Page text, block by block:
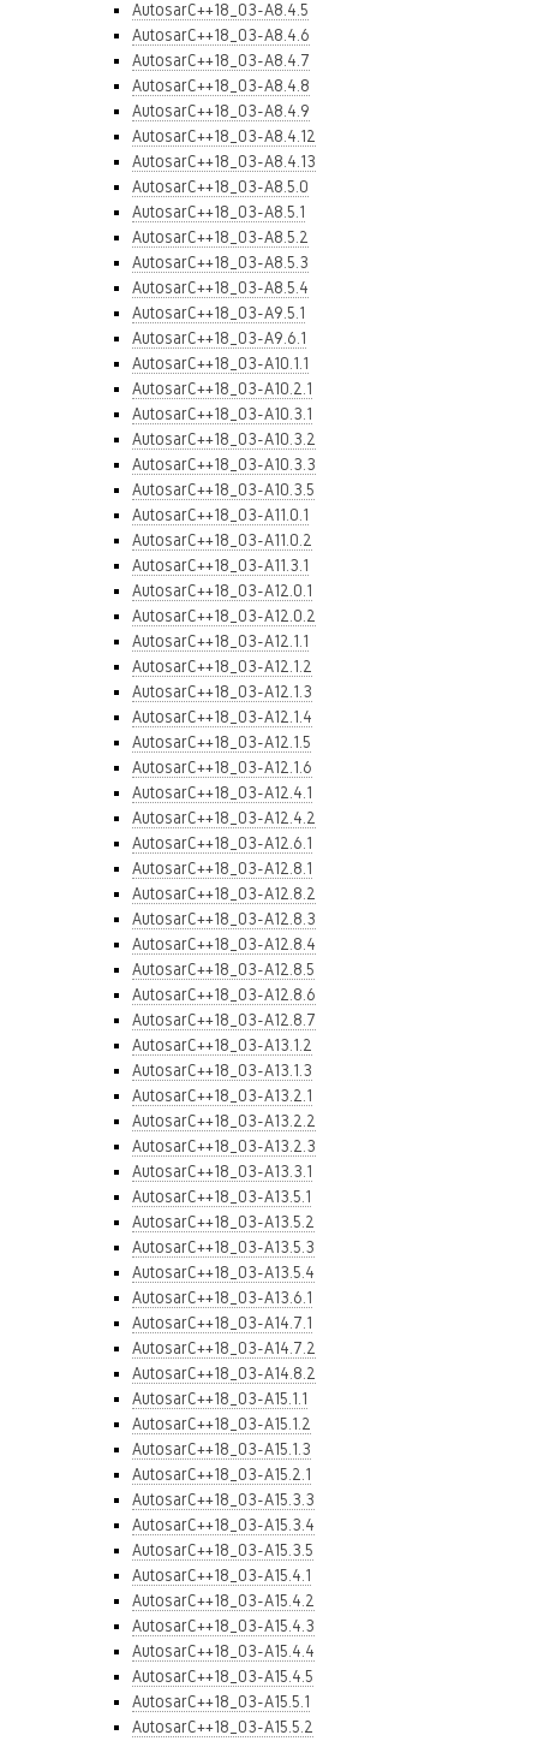
AutosarC++18_03-A8.4.5
AutosarC++18_03-A8.4.6
AutosarC++18_03-A8.4.7
AutosarC++18_03-A8.4.8
AutosarC++18_03-A8.4.9
AutosarC++18_03-A8.4.12
AutosarC++18_03-A8.4.13
AutosarC++18_03-A8.5.0
AutosarC++18_03-A8.5.1
AutosarC++18_03-A8.5.2
AutosarC++18_03-A8.5.3
AutosarC++18_03-A8.5.4
AutosarC++18_03-A9.5.1
AutosarC++18_03-A9.6.1
AutosarC++18_03-A10.1.1
AutosarC++18_03-A10.2.1
AutosarC++18_03-A10.3.1
AutosarC++18_03-A10.3.2
AutosarC++18_03-A10.3.3
AutosarC++18_03-A10.3.5
AutosarC++18_03-A11.0.1
AutosarC++18_03-A11.0.2
AutosarC++18_03-A11.3.1
AutosarC++18_03-A12.0.1
AutosarC++18_03-A12.0.2
AutosarC++18_03-A12.1.1
AutosarC++18_03-A12.1.2
AutosarC++18_03-A12.1.3
AutosarC++18_03-A12.1.4
AutosarC++18_03-A12.1.5
AutosarC++18_03-A12.1.6
AutosarC++18_03-A12.4.1
AutosarC++18_03-A12.4.2
AutosarC++18_03-A12.6.1
AutosarC++18_03-A12.8.1
AutosarC++18_03-A12.8.2
AutosarC++18_03-A12.8.3
AutosarC++18_03-A12.8.4
AutosarC++18_03-A12.8.5
AutosarC++18_03-A12.8.6
AutosarC++18_03-A12.8.7
AutosarC++18_03-A13.1.2
AutosarC++18_03-A13.1.3
AutosarC++18_03-A13.2.1
AutosarC++18_03-A13.2.2
AutosarC++18_03-A13.2.3
AutosarC++18_03-A13.3.1
AutosarC++18_03-A13.5.1
AutosarC++18_03-A13.5.2
AutosarC++18_03-A13.5.3
AutosarC++18_03-A13.5.4
AutosarC++18_03-A13.6.1
AutosarC++18_03-A14.7.1
AutosarC++18_03-A14.7.2
AutosarC++18_03-A14.8.2
AutosarC++18_03-A15.1.1
AutosarC++18_03-A15.1.2
AutosarC++18_03-A15.1.3
AutosarC++18_03-A15.2.1
AutosarC++18_03-A15.3.3
AutosarC++18_03-A15.3.4
AutosarC++18_03-A15.3.5
AutosarC++18_03-A15.4.1
AutosarC++18_03-A15.4.2
AutosarC++18_03-A15.4.3
AutosarC++18_03-A15.4.4
AutosarC++18_03-A15.4.5
AutosarC++18_03-A15.5.1
AutosarC++18_03-A15.5.2